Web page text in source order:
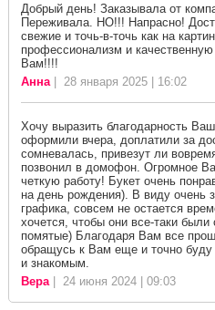
Добрый день! Заказывала от
Переживала. НО!!! Напрасно!
свежие и точь-в-точь как на
профессионализм и
Вам!!!!
Анна| 28 января 2025 | 16:02
Хочу выразить благодарность
оформили вчера, доплатили за
сомневалась, привезут ли
позвонил в домофон. Огромное
четкую работу! Букет очень
на день рождения). В виду очень
графика, совсем не остается
хочется, чтобы они все-таки
помятые) Благодаря Вам все
обращусь к Вам еще и точно буду
и знакомым.
Вера| 24 июня 2024 | 09:03